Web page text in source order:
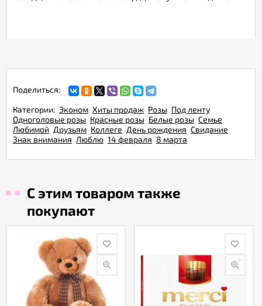
Поделиться:
Категории: Эконом Хиты продаж Розы Под ленту
Одноголовые розы Красные розы Белые розы Семье
Любимой Друзьям Коллеге День рождения Свидание
Знак внимания Люблю 14 февраля 8 марта
С этим товаром также
покупают